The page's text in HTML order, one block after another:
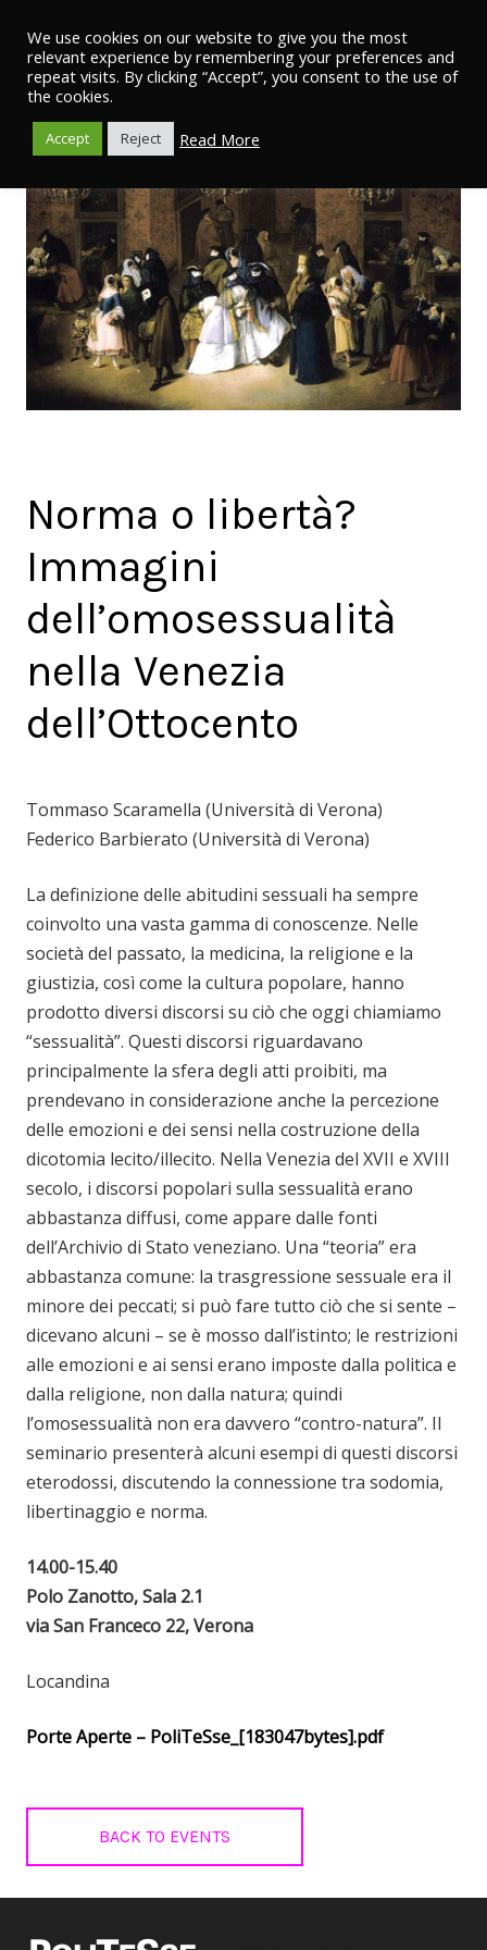
Norma o libertà?
Immagini
dell’omosessualità
nella Venezia
dell’Ottocento
Tommaso Scaramella (Università di Verona)
Federico Barbierato (Università di Verona)
La definizione delle abitudini sessuali ha sempre
coinvolto una vasta gamma di conoscenze. Nelle
società del passato, la medicina, la religione e la
giustizia, così come la cultura popolare, hanno
prodotto diversi discorsi su ciò che oggi chiamiamo
“sessualità”. Questi discorsi riguardavano
principalmente la sfera degli atti proibiti, ma
prendevano in considerazione anche la percezione
delle emozioni e dei sensi nella costruzione della
dicotomia lecito/illecito. Nella Venezia del XVII e XVIII
secolo, i discorsi popolari sulla sessualità erano
abbastanza diffusi, come appare dalle fonti
dell’Archivio di Stato veneziano. Una “teoria” era
abbastanza comune: la trasgressione sessuale era il
minore dei peccati; si può fare tutto ciò che si sente –
dicevano alcuni – se è mosso dall’istinto; le restrizioni
alle emozioni e ai sensi erano imposte dalla politica e
dalla religione, non dalla natura; quindi
l’omosessualità non era davvero “contro-natura”. Il
seminario presenterà alcuni esempi di questi discorsi
eterodossi, discutendo la connessione tra sodomia,
libertinaggio e norma.
14.00-15.40
Polo Zanotto, Sala 2.1
via San Franceco 22, Verona
Locandina
Porte Aperte – PoliTeSse_[183047bytes].pdf
BACK TO EVENTS
We use cookies on our website to give you the most
relevant experience by remembering your preferences and
repeat visits. By clicking “Accept”, you consent to the use of
the cookies.
Accept Reject Read More